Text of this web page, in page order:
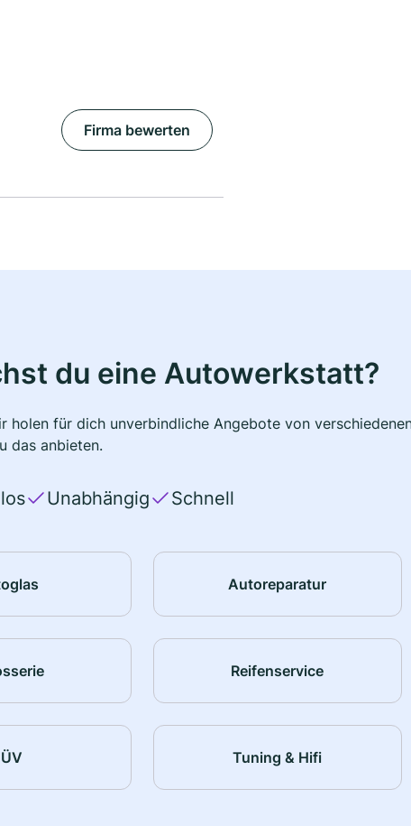
Firma bewerten
du eine Autowerkstatt?
für dich unverbindliche Angebote von
das anbieten.
Unabhängig Schnell
Autoreparatur
Reifenservice
Tuning & Hifi